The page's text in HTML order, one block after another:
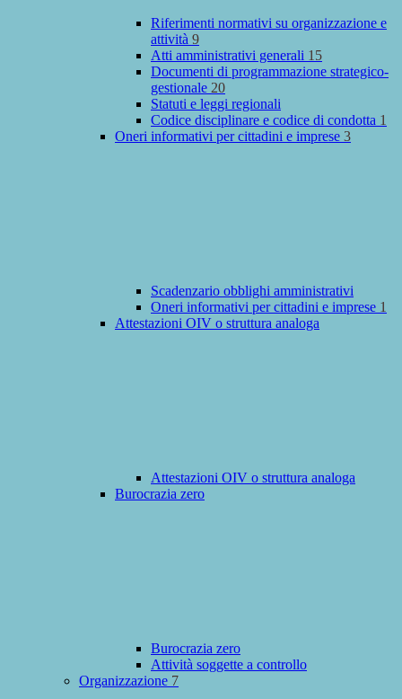
Riferimenti normativi su organizzazione e
attività 9
Atti amministrativi generali 15
Documenti di programmazione strategico-
gestionale 20
Statuti e leggi regionali
Codice disciplinare e codice di condotta 1
Oneri informativi per cittadini e imprese 3
Scadenzario obblighi amministrativi
Oneri informativi per cittadini e imprese 1
Attestazioni OIV o struttura analoga
Attestazioni OIV o struttura analoga
Burocrazia zero
Burocrazia zero
Attività soggette a controllo
Organizzazione 7